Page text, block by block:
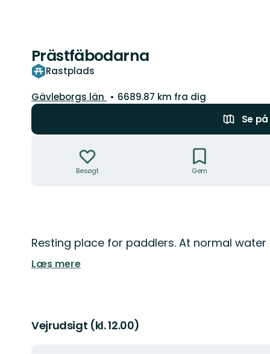
Prästfäbodarna
Rastplads
Amt:
Gävleborgs län
6689.87 km fra dig
Se
Besøgt Gem
Beskrivelse
Resting place for paddlers. At normal
Læs mere
Vejrudsigt (kl. 12.00)